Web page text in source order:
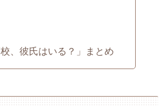
、彼氏はいる？」まとめ